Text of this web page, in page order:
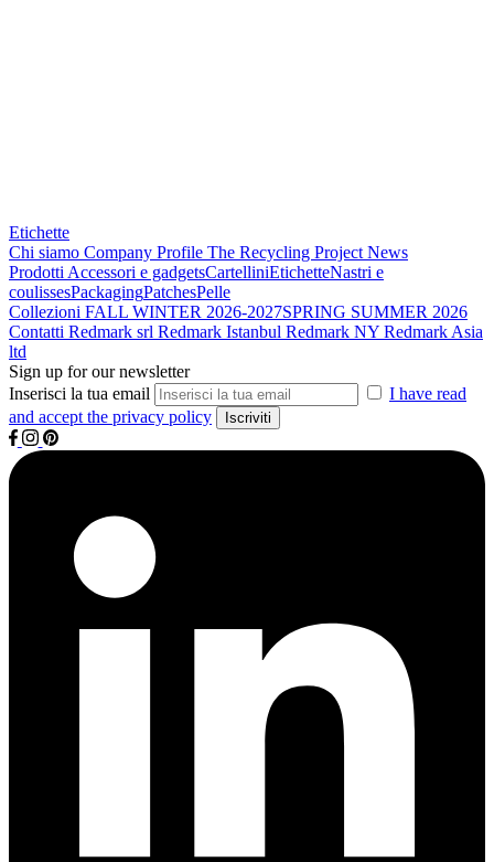
Etichette
Chi siamo Company Profile The Recycling Project News
Prodotti Accessori e gadgetsCartelliniEtichetteNastri e
coulissesPackagingPatchesPelle
Collezioni FALL WINTER 2026-2027SPRING SUMMER 2026
Contatti Redmark srl Redmark Istanbul Redmark NY Redmark Asia
ltd
Sign up for our newsletter
Inserisci la tua email
I have read
and accept the privacy policy